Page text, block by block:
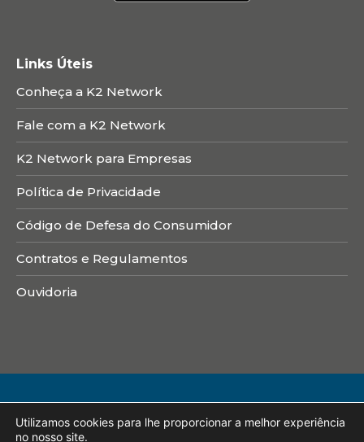
Links Úteis
Conheça a K2 Network
Fale com a K2 Network
K2 Network para Empresas
Política de Privacidade
Código de Defesa do Consumidor
Contratos e Regulamentos
Ouvidoria
13.382.694/0001-10. ©2025 K2 Network. Todos os direitos
reservados. Endereço: Rua Doutor Fláquer, 784 – São Bernardo do
Utilizamos cookies para lhe proporcionar a melhor experiência
no nosso site.